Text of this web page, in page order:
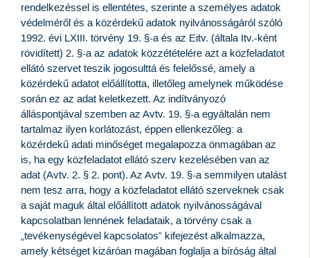
rendelkezéssel is ellentétes, szerinte a személyes adatok
védelméről és a közérdekű adatok nyilvánosságáról szóló
1992. évi LXIII. törvény 19. §-a és az Eitv. (általa Itv.-ként
rövidített) 2. §-a az adatok közzétételére azt a közfeladatot
ellátó szervet teszik jogosulttá és felelőssé, amely a
közérdekű adatot előállította, illetőleg amelynek működése
során ez az adat keletkezett. Az indítványozó
álláspontjával szemben az Avtv. 19. §-a egyáltalán nem
tartalmaz ilyen korlátozást, éppen ellenkezőleg: a
közérdekű adati minőséget megalapozza önmagában az
is, ha egy közfeladatot ellátó szerv kezelésében van az
adat (Avtv. 2. § 2. pont). Az Avtv. 19. §-a semmilyen utalást
nem tesz arra, hogy a közfeladatot ellátó szerveknek csak
a saját maguk által előállított adatok nyilvánosságával
kapcsolatban lennének feladataik, a törvény csak a
„tevékenységével kapcsolatos” kifejezést alkalmazza,
amely kétséget kizáróan magában foglalja a bíróság által